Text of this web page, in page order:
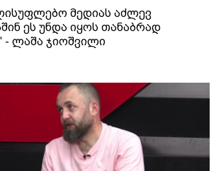
მედიას აძლევ
ეს უნდა იყოს თანაბრად
- ლაშა ჯიოშვილი